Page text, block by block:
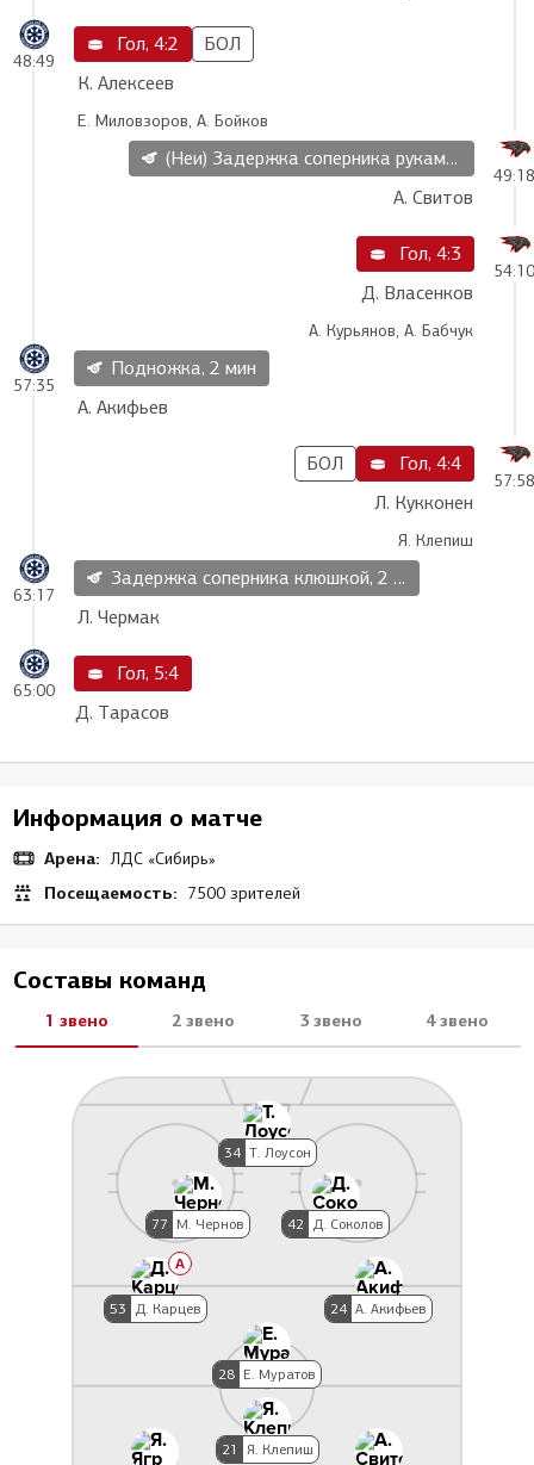
48:49
Гол, 4:2
БОЛ
К. Алексеев
Е. Миловзоров, А. Бойков
49:18
(Неи) Задержка соперника руками, 2 мин
А. Свитов
54:10
Гол, 4:3
Д. Власенков
А. Курьянов, А. Бабчук
57:35
Подножка, 2 мин
А. Акифьев
57:58
БОЛ
Гол, 4:4
Л. Кукконен
Я. Клепиш
63:17
Задержка соперника клюшкой, 2 мин
Л. Чермак
65:00
Гол, 5:4
Д. Тарасов
Информация о матче
Арена: ЛДС «Сибирь»
Посещаемость: 7500 зрителей
Составы команд
1 звено 2 звено 3 звено 4 звено
34 Т. Лоусон
42 Д. Соколов
77 М. Чернов
24 А. Акифьев
28 Е. Муратов
A
53 Д. Карцев
21 Я. Клепиш